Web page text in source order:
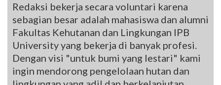
Redaksi bekerja secara voluntari karena
sebagian besar adalah mahasiswa dan alumni
Fakultas Kehutanan dan Lingkungan IPB
University yang bekerja di banyak profesi.
Dengan visi "untuk bumi yang lestari" kami
ingin mendorong pengelolaan hutan dan